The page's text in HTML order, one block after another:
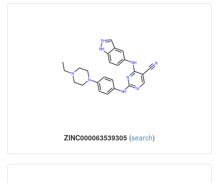
ZINC000063539305 (search)